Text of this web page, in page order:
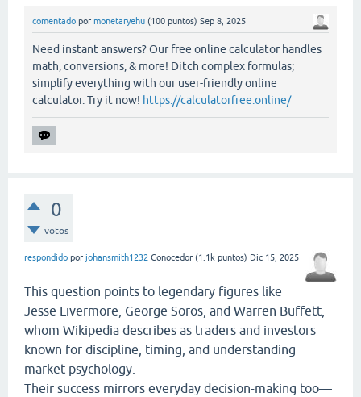
comentado por monetaryehu (100 puntos) Sep 8, 2025
Need instant answers? Our free online calculator handles
math, conversions, & more! Ditch complex formulas;
simplify everything with our user-friendly online
calculator. Try it now! https://calculatorfree.online/
0
votos
respondido por johansmith1232 Conocedor (1.1k puntos) Dic 15, 2025
This question points to legendary figures like
Jesse Livermore, George Soros, and Warren Buffett,
whom Wikipedia describes as traders and investors
known for discipline, timing, and understanding
market psychology.
Their success mirrors everyday decision-making too—